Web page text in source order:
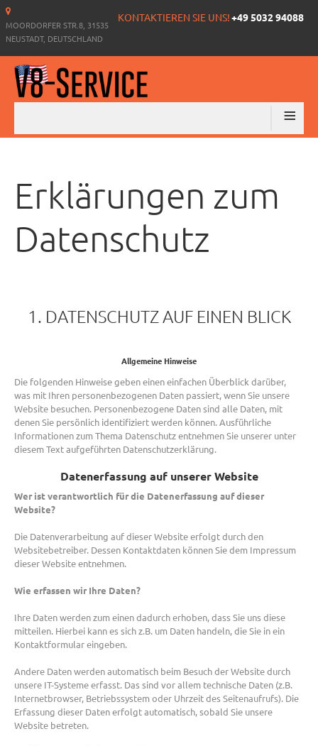
+49 5032 94088
KONTAKTIEREN SIE UNS!
MOORDORFER STR.8, 31535
NEUSTADT, DEUTSCHLAND
≡
Erklärungen zum
Datenschutz
1. DATENSCHUTZ AUF EINEN BLICK
Allgemeine Hinweise
Die folgenden Hinweise geben einen einfachen Überblick darüber,
was mit Ihren personenbezogenen Daten passiert, wenn Sie unsere
Website besuchen. Personenbezogene Daten sind alle Daten, mit
denen Sie persönlich identifiziert werden können. Ausführliche
Informationen zum Thema Datenschutz entnehmen Sie unserer unter
diesem Text aufgeführten Datenschutzerklärung.
Datenerfassung auf unserer Website
Wer ist verantwortlich für die Datenerfassung auf dieser
Website?
Die Datenverarbeitung auf dieser Website erfolgt durch den
Websitebetreiber. Dessen Kontaktdaten können Sie dem Impressum
dieser Website entnehmen.
Wie erfassen wir Ihre Daten?
Ihre Daten werden zum einen dadurch erhoben, dass Sie uns diese
mitteilen. Hierbei kann es sich z.B. um Daten handeln, die Sie in ein
Kontaktformular eingeben.
Andere Daten werden automatisch beim Besuch der Website durch
unsere IT-Systeme erfasst. Das sind vor allem technische Daten (z.B.
Internetbrowser, Betriebssystem oder Uhrzeit des Seitenaufrufs). Die
Erfassung dieser Daten erfolgt automatisch, sobald Sie unsere
Website betreten.